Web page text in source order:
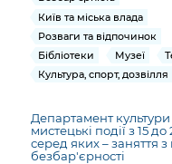
Київ та міська влада
Розваги та відпочинок
Бібліотеки
Музеї
Культура, спорт, дозвілля
Департамент
мистецькі події з 15 до
серед яких – заняття
безбар'єрності